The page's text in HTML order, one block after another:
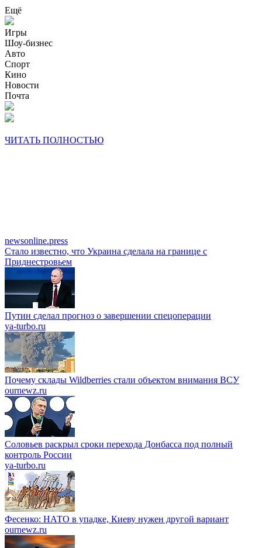
Ещё
Игры
Шоу-бизнес
Авто
Спорт
Кино
Новости
Почта
ЧИТАТЬ ПОЛНОСТЬЮ
newsonline.press
Стало известно, что Украина сделала на границе с
Приднестровьем
Путин сделал прогноз о завершении спецоперации
ya-turbo.ru
Почему склады Wildberries стали объектом внимания ВСУ
ournewz.ru
Соловьев раскрыл сроки перехода Донбасса под полный
контроль России
ya-turbo.ru
Фесенко: НАТО в упадке, Киеву нужен другой вариант
ournewz.ru